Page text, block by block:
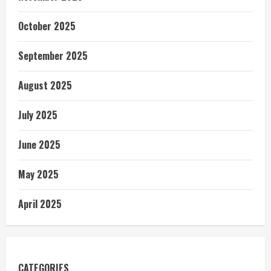
October 2025
September 2025
August 2025
July 2025
June 2025
May 2025
April 2025
CATEGORIES